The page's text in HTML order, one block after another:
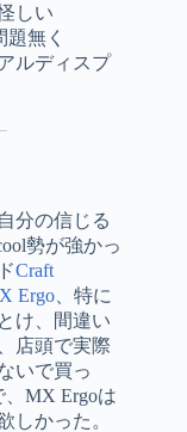
しい
無く
ルディスプ
分の信じる
勢が強かっ
Craft
Ergo 、特に
け、間違い
店頭で実際
いで買っ
MX Ergoは
しかった。